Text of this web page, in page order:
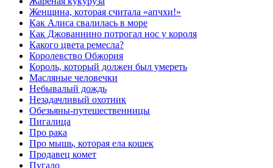
Женщина, которая считала «апчхи!»
Как Алиса свалилась в море
Как Джованнино потрогал нос у короля
Какого цвета ремесла?
Королевство Обжория
Король, который должен был умереть
Масляные человечки
Небывалый дождь
Незадачливый охотник
Обезьяны-путешественницы
Пигалица
Про рака
Про мышь, которая ела кошек
Продавец комет
Пугало